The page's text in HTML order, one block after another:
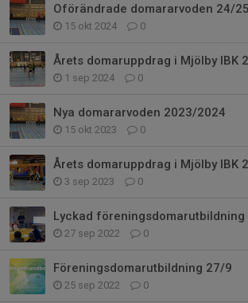
Oförändrade domararvoden 24/25
15 okt 2024 0
Årets domaruppdrag i Mjölby IBK
1 sep 2024 0
Nya domararvoden 2023/2024
15 okt 2023 0
Årets domaruppdrag i Mjölby IBK
3 sep 2023 0
Lyckad föreningsdomarutbildning
27 sep 2022 0
Föreningsdomarutbildning 27/9
25 sep 2022 0